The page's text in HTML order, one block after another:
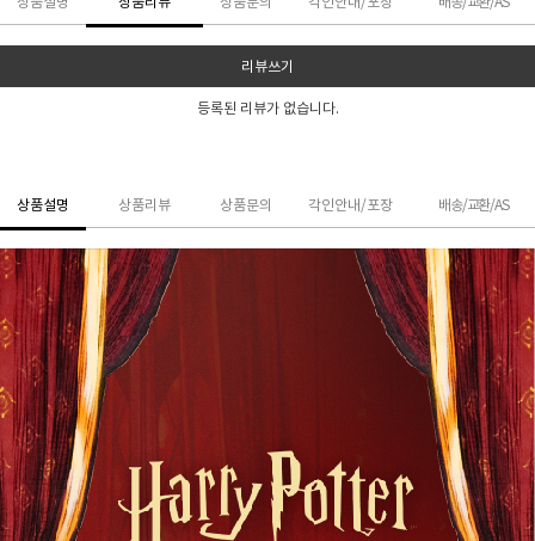
상품설명 상품리뷰 상품문의 각인안내/포장 배송/교환/AS
리뷰쓰기
등록된 리뷰가 없습니다.
상품설명 상품리뷰 상품문의 각인안내/포장 배송/교환/AS